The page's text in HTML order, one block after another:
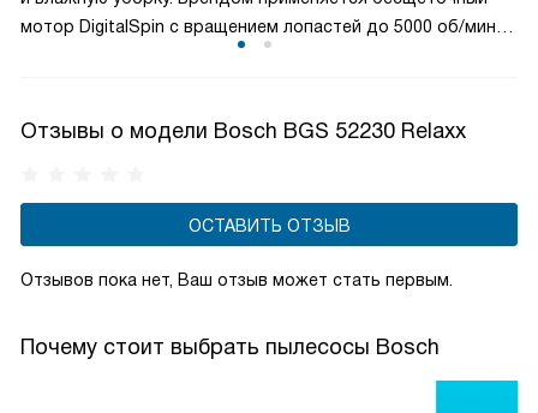
мотор DigitalSpin с вращением лопастей до 5000 об/мин
Отзывы о модели Bosch BGS 52230 Relaxx
ОСТАВИТЬ ОТЗЫВ
Отзывов пока нет, Ваш отзыв может стать первым.
Почему стоит выбрать пылесосы Bosch